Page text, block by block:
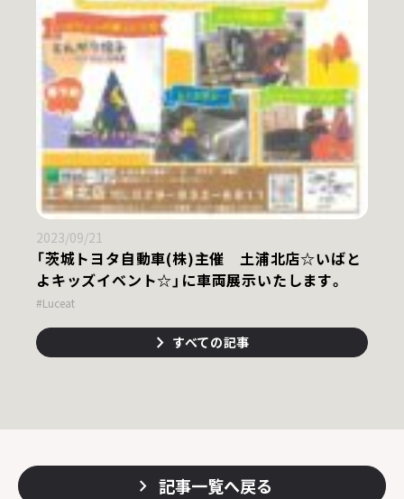
2023/09/21
「茨城トヨタ自動車(株)主催 土浦北店☆いばと
よキッズイベント☆」に車両展示いたします。
#Luceat
すべての記事
記事一覧へ戻る